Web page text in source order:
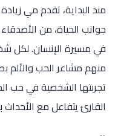
منذ البداية، تقدم مي
جوانب الحياة، من
في مسيرة الإنسان. لكل
منهم مشاعر الحب والألم
تجربتها الشخصية في حب
القارئ يتفاعل مع